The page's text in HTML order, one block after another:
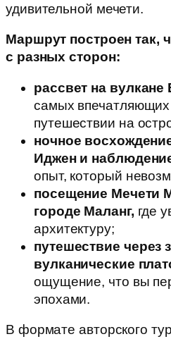
удивительной мечети.
Маршрут построен так,
с разных сторон:
рассвет на
самых
путешествии на
ночное
Иджен и
опыт, который
посещение Мечети
городе Маланг, где
архитектуру;
путешествие через
вулканические
ощущение, что вы
эпохами.
В формате авторского